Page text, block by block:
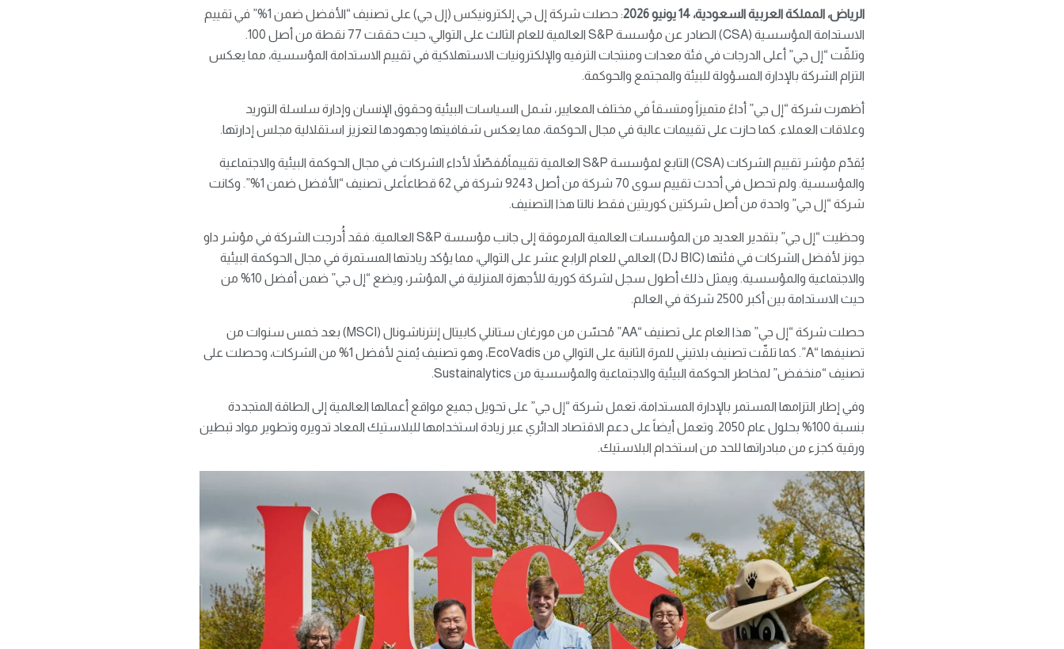
الرياض، المملكة العربية السعودية، 14يونيو
: حصلت شركة إل جي إلكترونيكس (إل جي) على تصنيف “الأفضل ضمن 1%” في تقييم
الاستدامة المؤسسية (CSA) الصادر عن مؤسسة S&P العالمية للعام الثالث على التوالي، حيث حققت 77 نقطة من أصل 100.
وتلقّت “إل جي” أعلى الدرجات في فئة معدات ومنتجات الترفيه والإلكترونيات الاستهلاكية في تقييم الاستدامة المؤسسية، مما يعكس
التزام الشركة بالإدارة المسؤولة للبيئة والمجتمع والحوكمة.
أظهرت شركة “إل جي” أداءً متميزاً ومتسقاً في مختلف المعايير، شمل السياسات البيئية وحقوق الإنسان وإدارة سلسلة التوريد
وعلاقات العملاء. كما حازت على تقييمات عالية في مجال الحوكمة، مما يعكس شفافيتها وجهودها لتعزيز استقلالية مجلس إدارتها.
يُقدّم مؤشر تقييم الشركات (CSA) التابع لمؤسسة S&P العالمية تقييماًمُفصّلاً لأداء الشركات في مجال الحوكمة البيئية والاجتماعية
والمؤسسية. ولم تحصل في أحدث تقييم سوى 70 شركة من أصل 9243 شركة في 62 قطاعاًعلى تصنيف “الأفضل ضمن 1%”. وكانت
شركة “إل جي” واحدة من أصل شركتين كوريتين فقط نالتا هذا التصنيف.
وحظيت “إل جي” بتقدير العديد من المؤسسات العالمية المرموقة إلى جانب مؤسسة S&P العالمية. فقد أُدرجت الشركة في مؤشر داو
جونز لأفضل الشركات في فئتها (DJ BIC) العالمي للعام الرابع عشر على التوالي، مما يؤكد ريادتها المستمرة في مجال الحوكمة البيئية
والاجتماعية والمؤسسية. ويمثل ذلك أطول سجل لشركة كورية للأجهزة المنزلية في المؤشر، ويضع “إل جي” ضمن أفضل 10% من
حيث الاستدامة بين أكبر 2500 شركة في العالم.
حصلت شركة “إل جي” هذا العام على تصنيف “AA” مُحسّن من مورغان ستانلي كابيتال إنترناشونال (MSCI) بعد خمس سنوات من
تصنيفها “A”. كما تلقّت تصنيف بلاتيني للمرة الثانية على التوالي من EcoVadis، وهو تصنيف يُمنح لأفضل 1% من الشركات، وحصلت على
تصنيف “منخفض” لمخاطر الحوكمة البيئية والاجتماعية والمؤسسية من Sustainalytics.
وفي إطار التزامها المستمر بالإدارة المستدامة، تعمل شركة “إل جي” على تحويل جميع مواقع أعمالها العالمية إلى الطاقة المتجددة
بنسبة 100% بحلول عام 2050. وتعمل أيضاً على دعم الاقتصاد الدائري عبر زيادة استخدامها للبلاستيك المعاد تدويره وتطوير مواد تبطين
ورقية كجزء من مبادراتها للحد من استخدام البلاستيك.